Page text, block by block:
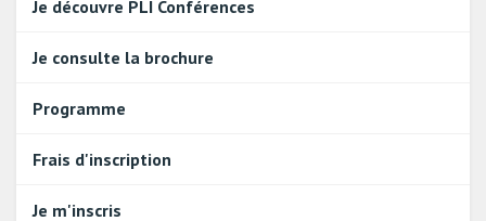
Je découvre PLI Conférences
Je consulte la brochure
Programme
Frais d'inscription
Je m'inscris